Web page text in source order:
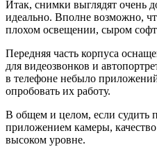
Итак, снимки выглядят очень
идеально. Вполне возможно,
плохом освещении, сыром
Передняя часть корпуса
для видеозвонков и
в телефоне небыло
опробовать их работу.
В общем и целом, если судить
приложением камеры,
высоком уровне.